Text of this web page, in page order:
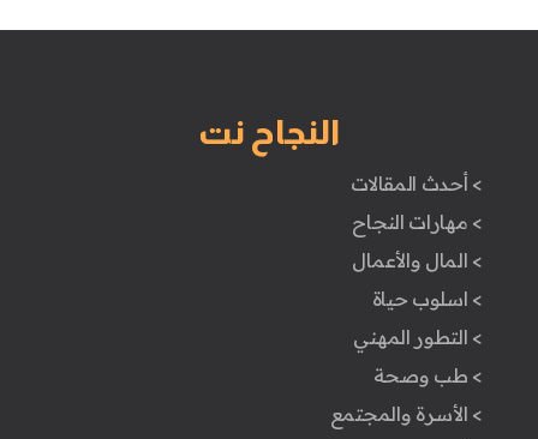
النجاح نت
> أحدث المقالات
> مهارات النجاح
> المال والأعمال
> اسلوب حياة
> التطور المهني
> طب وصحة
> الأسرة والمجتمع